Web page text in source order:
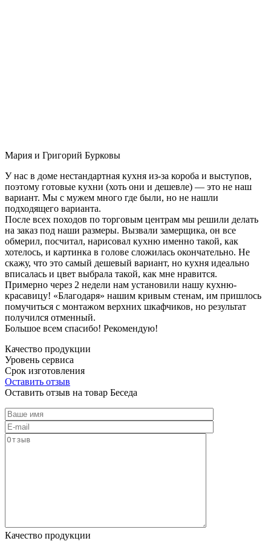
Мария и Григорий Бурковы
У нас в доме нестандартная кухня из-за короба и выступов,
поэтому готовые кухни (хоть они и дешевле) — это не наш
вариант. Мы с мужем много где были, но не нашли
подходящего варианта.
После всех походов по торговым центрам мы решили делать
на заказ под наши размеры. Вызвали замерщика, он все
обмерил, посчитал, нарисовал кухню именно такой, как
хотелось, и картинка в голове сложилась окончательно. Не
скажу, что это самый дешевый вариант, но кухня идеально
вписалась и цвет выбрала такой, как мне нравится.
Примерно через 2 недели нам установили нашу кухню-
красавицу! «Благодаря» нашим кривым стенам, им пришлось
помучиться с монтажом верхних шкафчиков, но результат
получился отменный.
Большое всем спасибо! Рекомендую!
Качество продукции
Уровень сервиса
Срок изготовления
Оставить отзыв
Оставить отзыв на товар Беседа
Качество продукции